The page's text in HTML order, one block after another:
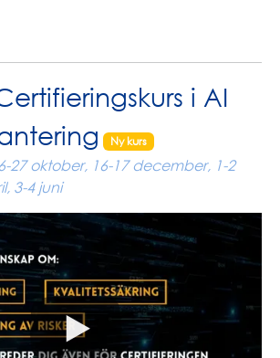
i AI
Ny kurs
27 oktober, 16-17 december, 1-2
3-4 juni